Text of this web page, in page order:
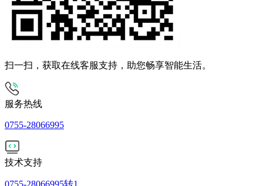
扫一扫，获取在线客服支持，助您畅享智能生活。
服务热线
0755-28066995
技术支持
0755-28066995转1